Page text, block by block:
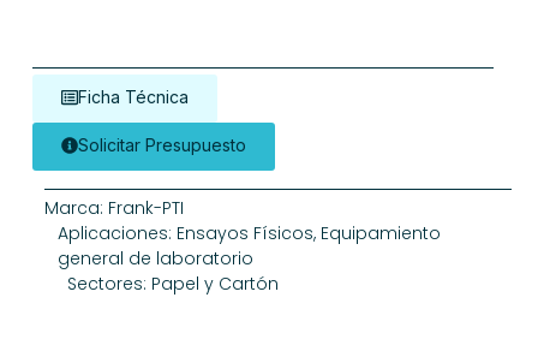
Ficha Técnica
Solicitar Presupuesto
Marca: Frank-PTI
Aplicaciones: Ensayos Físicos, Equipamiento
general de laboratorio
Sectores: Papel y Cartón